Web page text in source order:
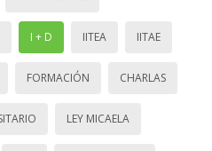
I + D IITEA IITAE
FORMACIÓN CHARLAS
LEY MICAELA